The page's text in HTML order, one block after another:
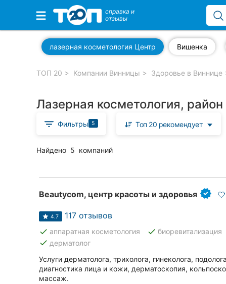
Избранные компании
Стоматологии
Ветеринарные клиники
Частные клиники
Рестораны
Все рубрики
Все города:
Винница
справка и
отзывы
Вишенка
лазерная косметология Центр
ТОП 20 Компании Винницы Здоровье в Виннице
Лазерная косметология,
Фильтры 5 Топ 20 рекомендует
Найдено 5 компаний
Beautycom, центр красоты и здоровья
4.7 117 отзывов
done аппаратная косметология done биоревитализация
done дерматолог
Услуги дерматолога, трихолога, гинеколога,
диагностика лица и кожи, дерматоскопия,
массаж.